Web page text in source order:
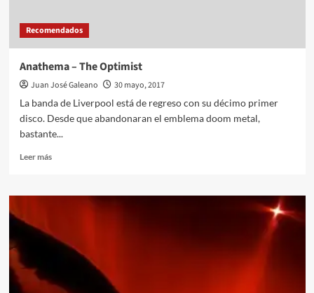
Recomendados
Anathema – The Optimist
Juan José Galeano
30 mayo, 2017
La banda de Liverpool está de regreso con su décimo primer
disco. Desde que abandonaran el emblema doom metal,
bastante...
Leer másLeer
Anathema
Optimist